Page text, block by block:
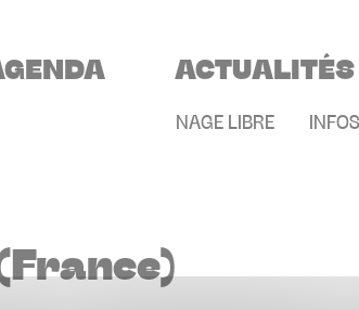
ACTUALITÉS
MENU
NAGE LIBRE